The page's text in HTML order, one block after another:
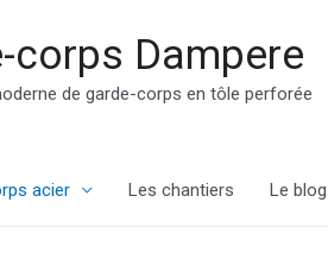
corps Dampere
de garde-corps en tôle perforée
acier Les chantiers Le blog